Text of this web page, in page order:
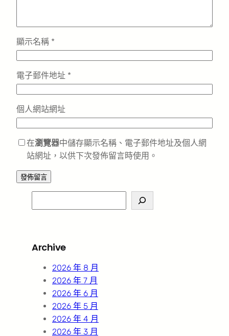
顯示名稱 *
電子郵件地址 *
個人網站網址
在瀏覽器中儲存顯示名稱、電子郵件地址及個人網
站網址，以供下次發佈留言時使用。
e
c
Archive
2026 年 8 月
2026 年 7 月
2026 年 6 月
2026 年 5 月
2026 年 4 月
2026 年 3 月